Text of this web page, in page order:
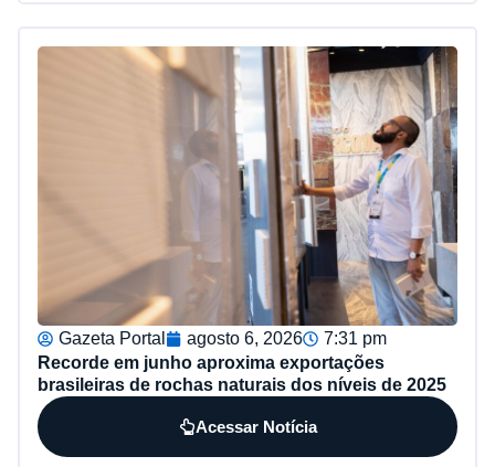
Gazeta Portal agosto 6, 2026
7:31 pm
Recorde em junho aproxima exportações
brasileiras de rochas naturais dos níveis de 2025
Acessar Notícia